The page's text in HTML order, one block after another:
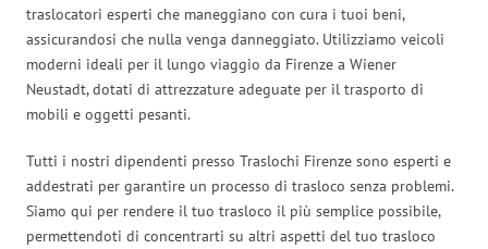
traslocatori esperti che maneggiano con cura i tuoi beni,
assicurandosi che nulla venga danneggiato. Utilizziamo veicoli
moderni ideali per il lungo viaggio da Firenze a Wiener
Neustadt, dotati di attrezzature adeguate per il trasporto di
mobili e oggetti pesanti.
Tutti i nostri dipendenti presso Traslochi Firenze sono esperti e
addestrati per garantire un processo di trasloco senza problemi.
Siamo qui per rendere il tuo trasloco il più semplice possibile,
permettendoti di concentrarti su altri aspetti del tuo trasloco